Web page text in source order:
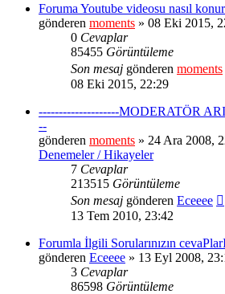
Foruma Youtube videosu nasıl
gönderen moments » 08 Eki 2015,
0 Cevaplar
85455 Görüntüleme
Son mesaj gönderen moments
08 Eki 2015, 22:29
--------------------MODERATÖR
--
gönderen moments » 24 Ara 2008,
Denemeler / Hikayeler
7 Cevaplar
213515 Görüntüleme
Son mesaj gönderen Eceeee
13 Tem 2010, 23:42
Forumla İlgili Sorularınızın
gönderen Eceeee » 13 Eyl 2008,
3 Cevaplar
86598 Görüntüleme